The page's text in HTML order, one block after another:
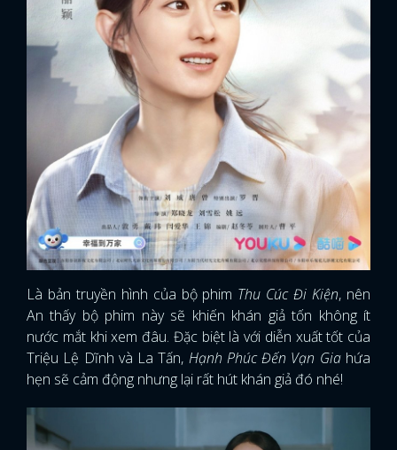
Là bản truyền hình của bộ phim Thu Cúc Đi Kiện, nên
An thấy bộ phim này sẽ khiến khán giả tốn không ít
nước mắt khi xem đâu. Đặc biệt là với diễn xuất tốt của
Triệu Lệ Dĩnh và La Tấn, Hạnh Phúc Đến Vạn Giahứa
hẹn sẽ cảm động nhưng lại rất hút khán giả đó nhé!